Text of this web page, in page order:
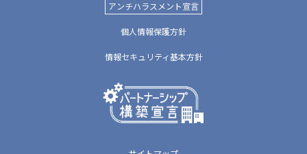
アンチハラスメント宣言
個人情報保護方針
情報セキュリティ基本方針